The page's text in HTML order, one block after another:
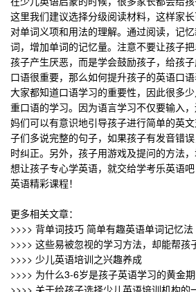
这里我们建议选择分级阅读材料，这样家
对单词义项和用法的理解。通过阅读，记
词，增加单词的记忆量。注意不要让孩子
孩子产生厌恶，而是学会鼓励孩子，给孩子
口语很重要，那么如何提升孩子的英语口语
大家都知道口语学习的重要性，因此很多
重口语的学习。因为语言学习不仅要输入
妈们可以有意识地引导孩子进行简单的英
子们多说完整的句子，如果孩子有发音错
时纠正。另外，孩子用游戏及提问的方法，
想让孩子专心学英语，就交给学考乐英语吧
英语精彩课程！
更多相关文章：
>>>> 背单词技巧 简单有趣英语单词记忆
>>>> 这些易被忽视的学习方法，却能帮孩
>>>> 少儿英语培训之兴趣养成
>>>> 为什么3-6岁是孩子英语学习的黄金期